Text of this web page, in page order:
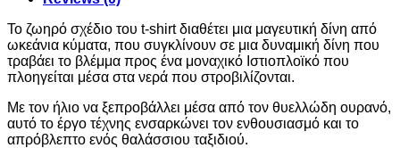
Το ζωηρό σχέδιο του t-shirt διαθέτει μια μαγευτική δίνη από
ωκεάνια κύματα, που συγκλίνουν σε μια δυναμική δίνη που
τραβάει το βλέμμα προς ένα μοναχικό Ιστιοπλοϊκό που
πλοηγείται μέσα στα νερά που στροβιλίζονται.
Με τον ήλιο να ξεπροβάλλει μέσα από τον θυελλώδη ουρανό,
αυτό το έργο τέχνης ενσαρκώνει τον ενθουσιασμό και το
απρόβλεπτο ενός θαλάσσιου ταξιδιού.